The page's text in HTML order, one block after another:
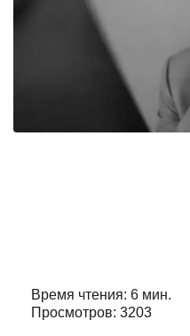
Время чтения: 6 мин.
Просмотров: 3203